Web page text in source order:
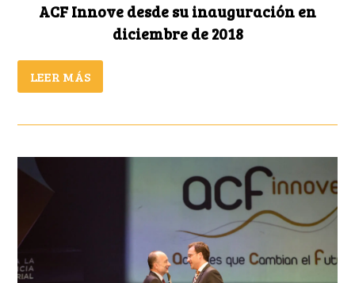
ACF Innove desde su inauguración en
diciembre de 2018
LEER MÁS